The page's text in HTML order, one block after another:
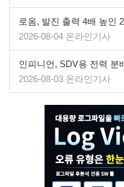
로옴, 발진 출력 4배 높인
2026-08-04 온라인기사
인피니언, SDV용 전력 분
2026-08-03 온라인기사